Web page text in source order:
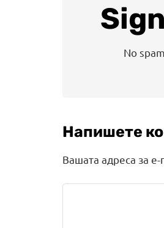
No
Напишете
Вашата адреса за